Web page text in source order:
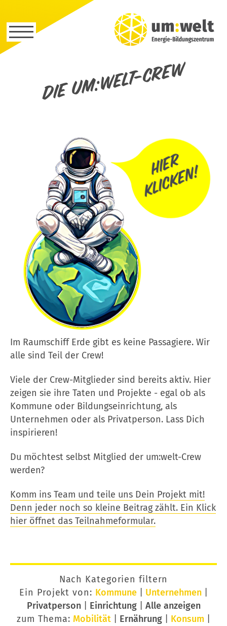
Die um:welt-Crew
Im Raumschiff Erde gibt es keine Passagiere. Wir
alle sind Teil der Crew!
Viele der Crew-Mitglieder sind bereits aktiv. Hier
zeigen sie ihre Taten und Projekte - egal ob als
Kommune oder Bildungseinrichtung, als
Unternehmen oder als Privatperson. Lass Dich
inspirieren!
Du möchtest selbst Mitglied der um:welt-Crew
werden?
Komm ins Team und teile uns Dein Projekt mit!
Denn jeder noch so kleine Beitrag zählt. Ein Klick
hier öffnet das Teilnahmeformular.
Nach Kategorien filtern
Ein Projekt von: Kommune| Unternehmen|
Privatperson| Einrichtung| Alle anzeigen
zum Thema: Mobilität Ernährung Konsum